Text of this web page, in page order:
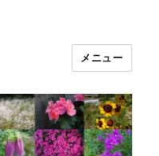
メニュー